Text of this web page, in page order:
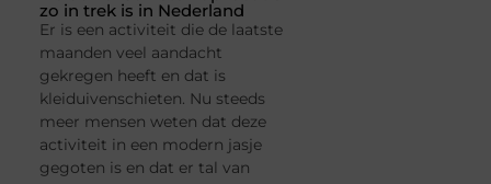
zo in trek is in Nederland
Er is een activiteit die de laatste
maanden veel aandacht
gekregen heeft en dat is
kleiduivenschieten. Nu steeds
meer mensen weten dat deze
activiteit in een modern jasje
gegoten is en dat er tal van